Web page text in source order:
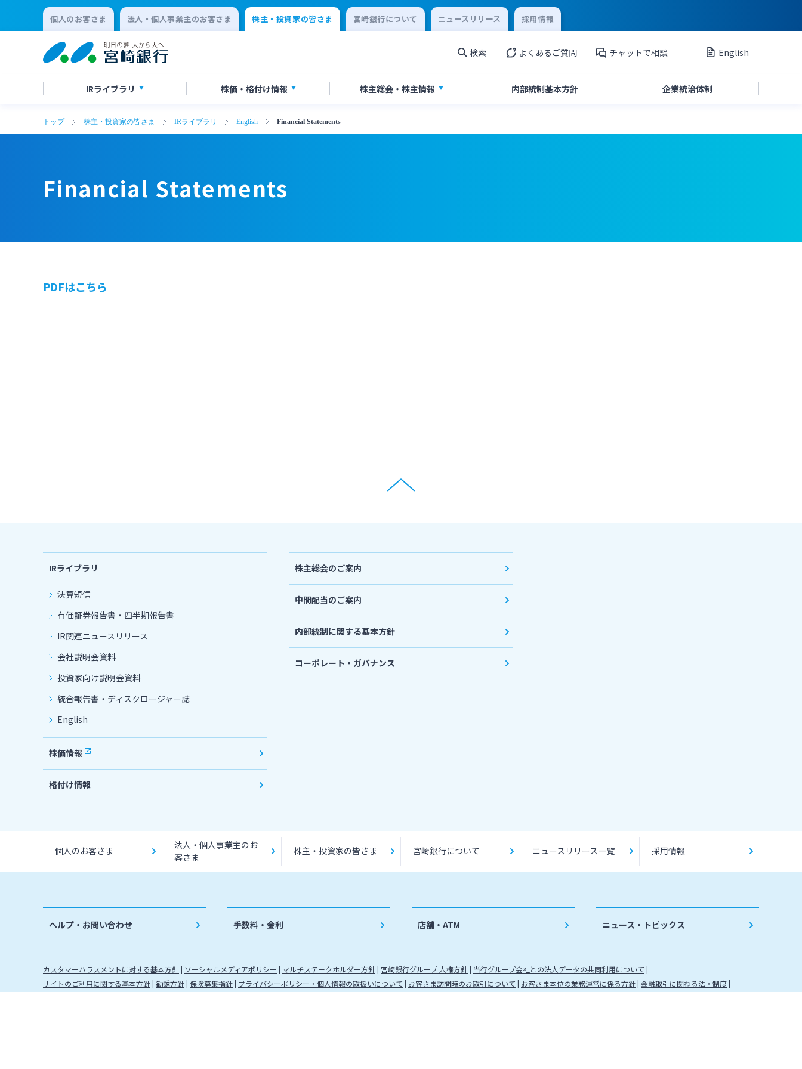
個人のお客さま 法人・個人事業主のお客さま 株主・投資家の皆さま 宮崎銀行について ニュースリリース 採用情報
検索 よくあるご質問 チャットで相談 English
IRライブラリ 株価・ 格付け情報 株主総会・ 株主情報 内部統制基本方針 企業統治体制
トップ 株主・投資家の皆さま IRライブラリ English Financial Statements
Financial Statements
PDFはこちら
IRライブラリ
決算短信
有価証券報告書・四半期報告書
IR関連ニュースリリース
会社説明会資料
投資家向け説明会資料
統合報告書・ディスクロージャー誌
English
株価情報
格付け情報
株主総会のご案内
中間配当のご案内
内部統制に関する基本方針
コーポレート・ガバナンス
個人のお客さま
法人・個人事業主のお
客さま
株主・投資家の皆さま 宮崎銀行について ニュースリリース一覧 採用情報
ヘルプ・お問い合わせ 手数料・金利 店舗・ATM ニュース・トピックス
カスタマーハラスメントに対する基本方針 ソーシャルメディアポリシー マルチステークホルダー方針 宮崎銀行グループ 人権方針 当行グループ会社との法人データの共同利用について
サイトのご利用に関する基本方針 勧誘方針 保険募集指針 プライバシーポリシー・個人情報の取扱いについて お客さま訪問時のお取引について お客さま本位の業務運営に係る方針 金融取引に関わる法・制度